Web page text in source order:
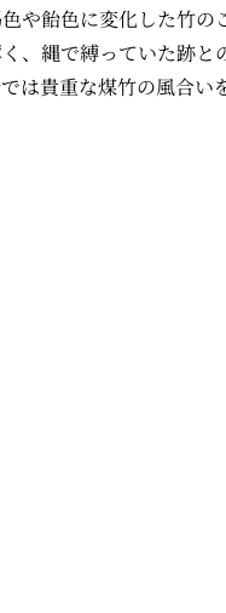
や飴色に変化した竹の
、縄で縛っていた跡と
は貴重な煤竹の風合い